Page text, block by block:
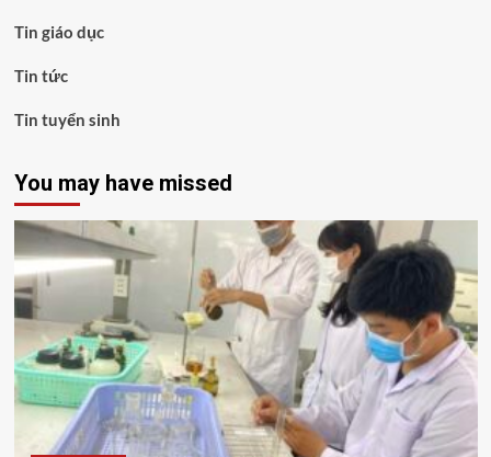
Tin giáo dục
Tin tức
Tin tuyển sinh
You may have missed